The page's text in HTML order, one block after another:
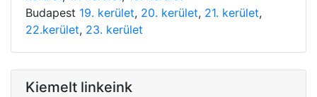
Budapest 19. kerület, 20. kerület, 21. kerület,
22.kerület, 23. kerület
Kiemelt linkeink